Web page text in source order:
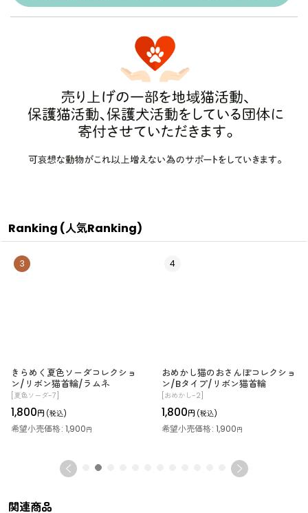
Ranking (人気Ranking)
3
きらめく夏色ソーダコレクショ
ン/リボン猫首輪/ラムネ
[夏色ソーダ-7]
1,800円 (税込)
希望小売価格: 1,900円
4
おめかし猫のおさんぽコレクショ
ン/Bタイプ/リボン猫首輪
[おめかし-2]
1,800円 (税込)
希望小売価格: 1,900円
関連商品